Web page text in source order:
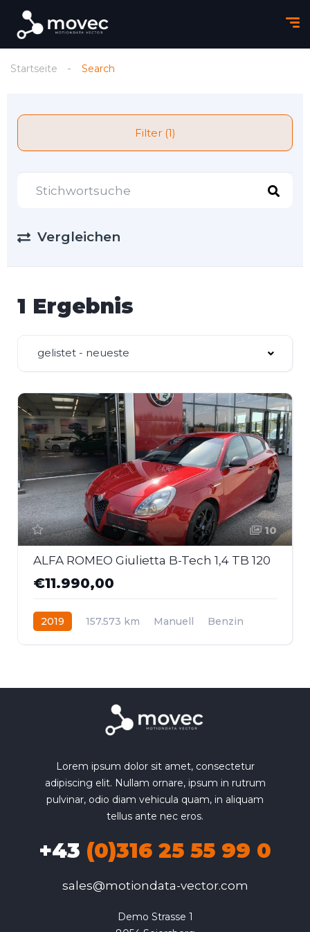
Startseite Search
Filter (1)
Vergleichen
1 Ergebnis
gelistet - neueste
10
ALFA ROMEO Giulietta B-Tech 1,4 TB 120
€11.990,00
2019 157.573 km Manuell
Benzin
Lorem ipsum dolor sit amet, consectetur
adipiscing elit. Nullam ornare, ipsum in rutrum
pulvinar, odio diam vehicula quam, in aliquam
tellus ante nec eros.
+43 (0)316 25 55 99 0
sales@motiondata-vector.com
Demo Strasse 1